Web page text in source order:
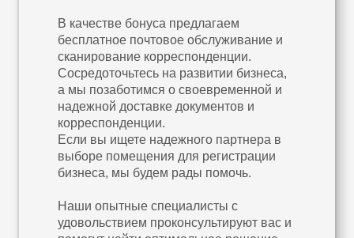
В качестве бонуса предлагаем
бесплатное почтовое обслуживание и
сканирование корреспонденции.
Сосредоточьтесь на развитии бизнеса,
а мы позаботимся о своевременной и
надежной доставке документов и
корреспонденции.
Если вы ищете надежного партнера в
выборе помещения для регистрации
бизнеса, мы будем рады помочь.
Наши опытные специалисты с
удовольствием проконсультируют вас и